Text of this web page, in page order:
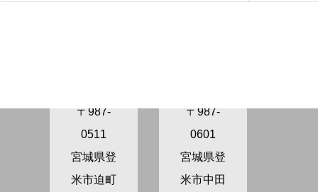
〒987-
0511
宮城県登
米市迫町
〒987-
0601
宮城県登
米市中田